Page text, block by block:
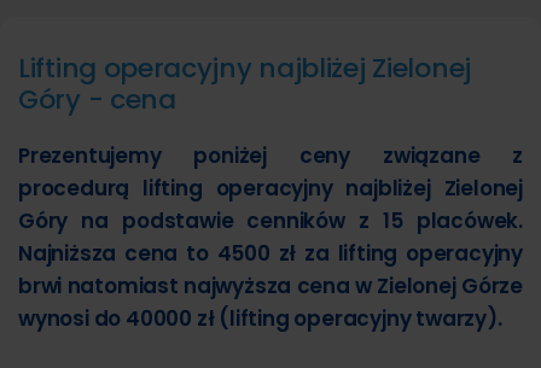
Lifting operacyjny najbliżej Zielonej
Góry - cena
Prezentujemy poniżej ceny związane z
procedurą lifting operacyjny najbliżej Zielonej
Góry na podstawie cenników z 15 placówek.
Najniższa cena to 4500 zł za lifting operacyjny
brwi natomiast najwyższa cena w Zielonej Górze
wynosi do 40000 zł (lifting operacyjny twarzy).